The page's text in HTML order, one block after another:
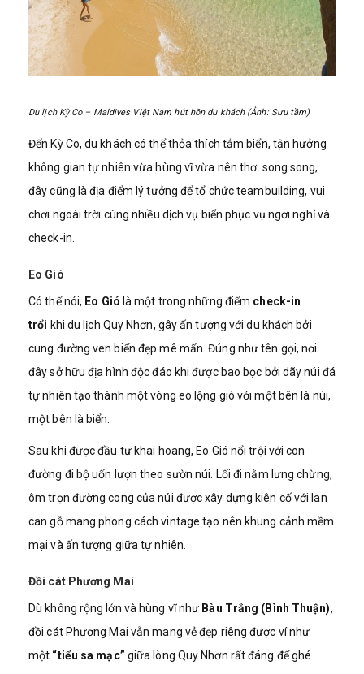
Du lịch Kỳ Co – Maldives Việt Nam hút hồn du khách (Ảnh: Sưu tầm)
Đến Kỳ Co, du khách có thể thỏa thích tắm biển, tận hưởng
không gian tự nhiên vừa hùng vĩ vừa nên thơ. song song,
đây cũng là địa điểm lý tưởng để tổ chức teambuilding, vui
chơi ngoài trời cùng nhiều dịch vụ biển phục vụ ngơi nghỉ và
check-in.
Eo Gió
Có thể nói, Eo Gió là một trong những điểm check-in
trổi khi du lịch Quy Nhơn, gây ấn tượng với du khách bởi
cung đường ven biển đẹp mê mẩn. Đúng như tên gọi, nơi
đây sở hữu địa hình độc đáo khi được bao bọc bởi dãy núi đá
tự nhiên tạo thành một vòng eo lộng gió với một bên là núi,
một bên là biển.
Sau khi được đầu tư khai hoang, Eo Gió nổi trội với con
đường đi bộ uốn lượn theo sườn núi. Lối đi nằm lưng chừng,
ôm trọn đường cong của núi được xây dựng kiên cố với lan
can gỗ mang phong cách vintage tạo nên khung cảnh mềm
mại và ấn tượng giữa tự nhiên.
Đồi cát Phương Mai
Dù không rộng lớn và hùng vĩ như Bàu Trắng (Bình Thuận),
đồi cát Phương Mai vẫn mang vẻ đẹp riêng được ví như
một “tiểu sa mạc” giữa lòng Quy Nhơn rất đáng để ghé